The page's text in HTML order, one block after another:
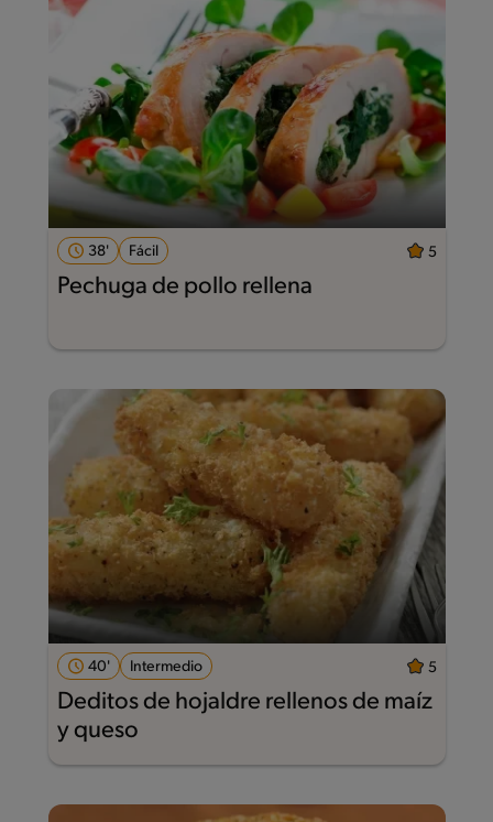
38' Fácil 5
Pechuga de pollo rellena
40' Intermedio 5
Deditos de hojaldre rellenos de maíz
y queso